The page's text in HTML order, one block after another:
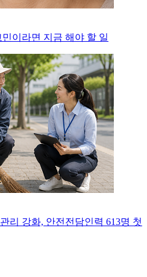
이라면 지금 해야 할 일
리 강화, 안전전담인력 613명 첫